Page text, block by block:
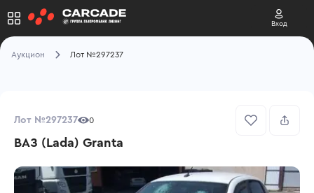
Вход
Аукцион Лот №297237
Лот №297237 0
ВАЗ (Lada) Granta